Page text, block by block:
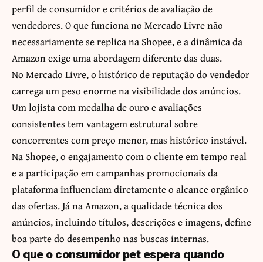
perfil de consumidor e critérios de avaliação de
vendedores. O que funciona no Mercado Livre não
necessariamente se replica na Shopee, e a dinâmica da
Amazon exige uma abordagem diferente das duas.
No Mercado Livre, o histórico de reputação do vendedor
carrega um peso enorme na visibilidade dos anúncios.
Um lojista com medalha de ouro e avaliações
consistentes tem vantagem estrutural sobre
concorrentes com preço menor, mas histórico instável.
Na Shopee, o engajamento com o cliente em tempo real
e a participação em campanhas promocionais da
plataforma influenciam diretamente o alcance orgânico
das ofertas. Já na Amazon, a qualidade técnica dos
anúncios, incluindo títulos, descrições e imagens, define
boa parte do desempenho nas buscas internas.
O que o consumidor pet espera quando